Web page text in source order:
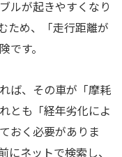
ルが起きやすくなり
ため、「走行距離が
す。
ば、その車が「摩耗
とも「経年劣化によ
おく必要がありま
にネットで検索し、